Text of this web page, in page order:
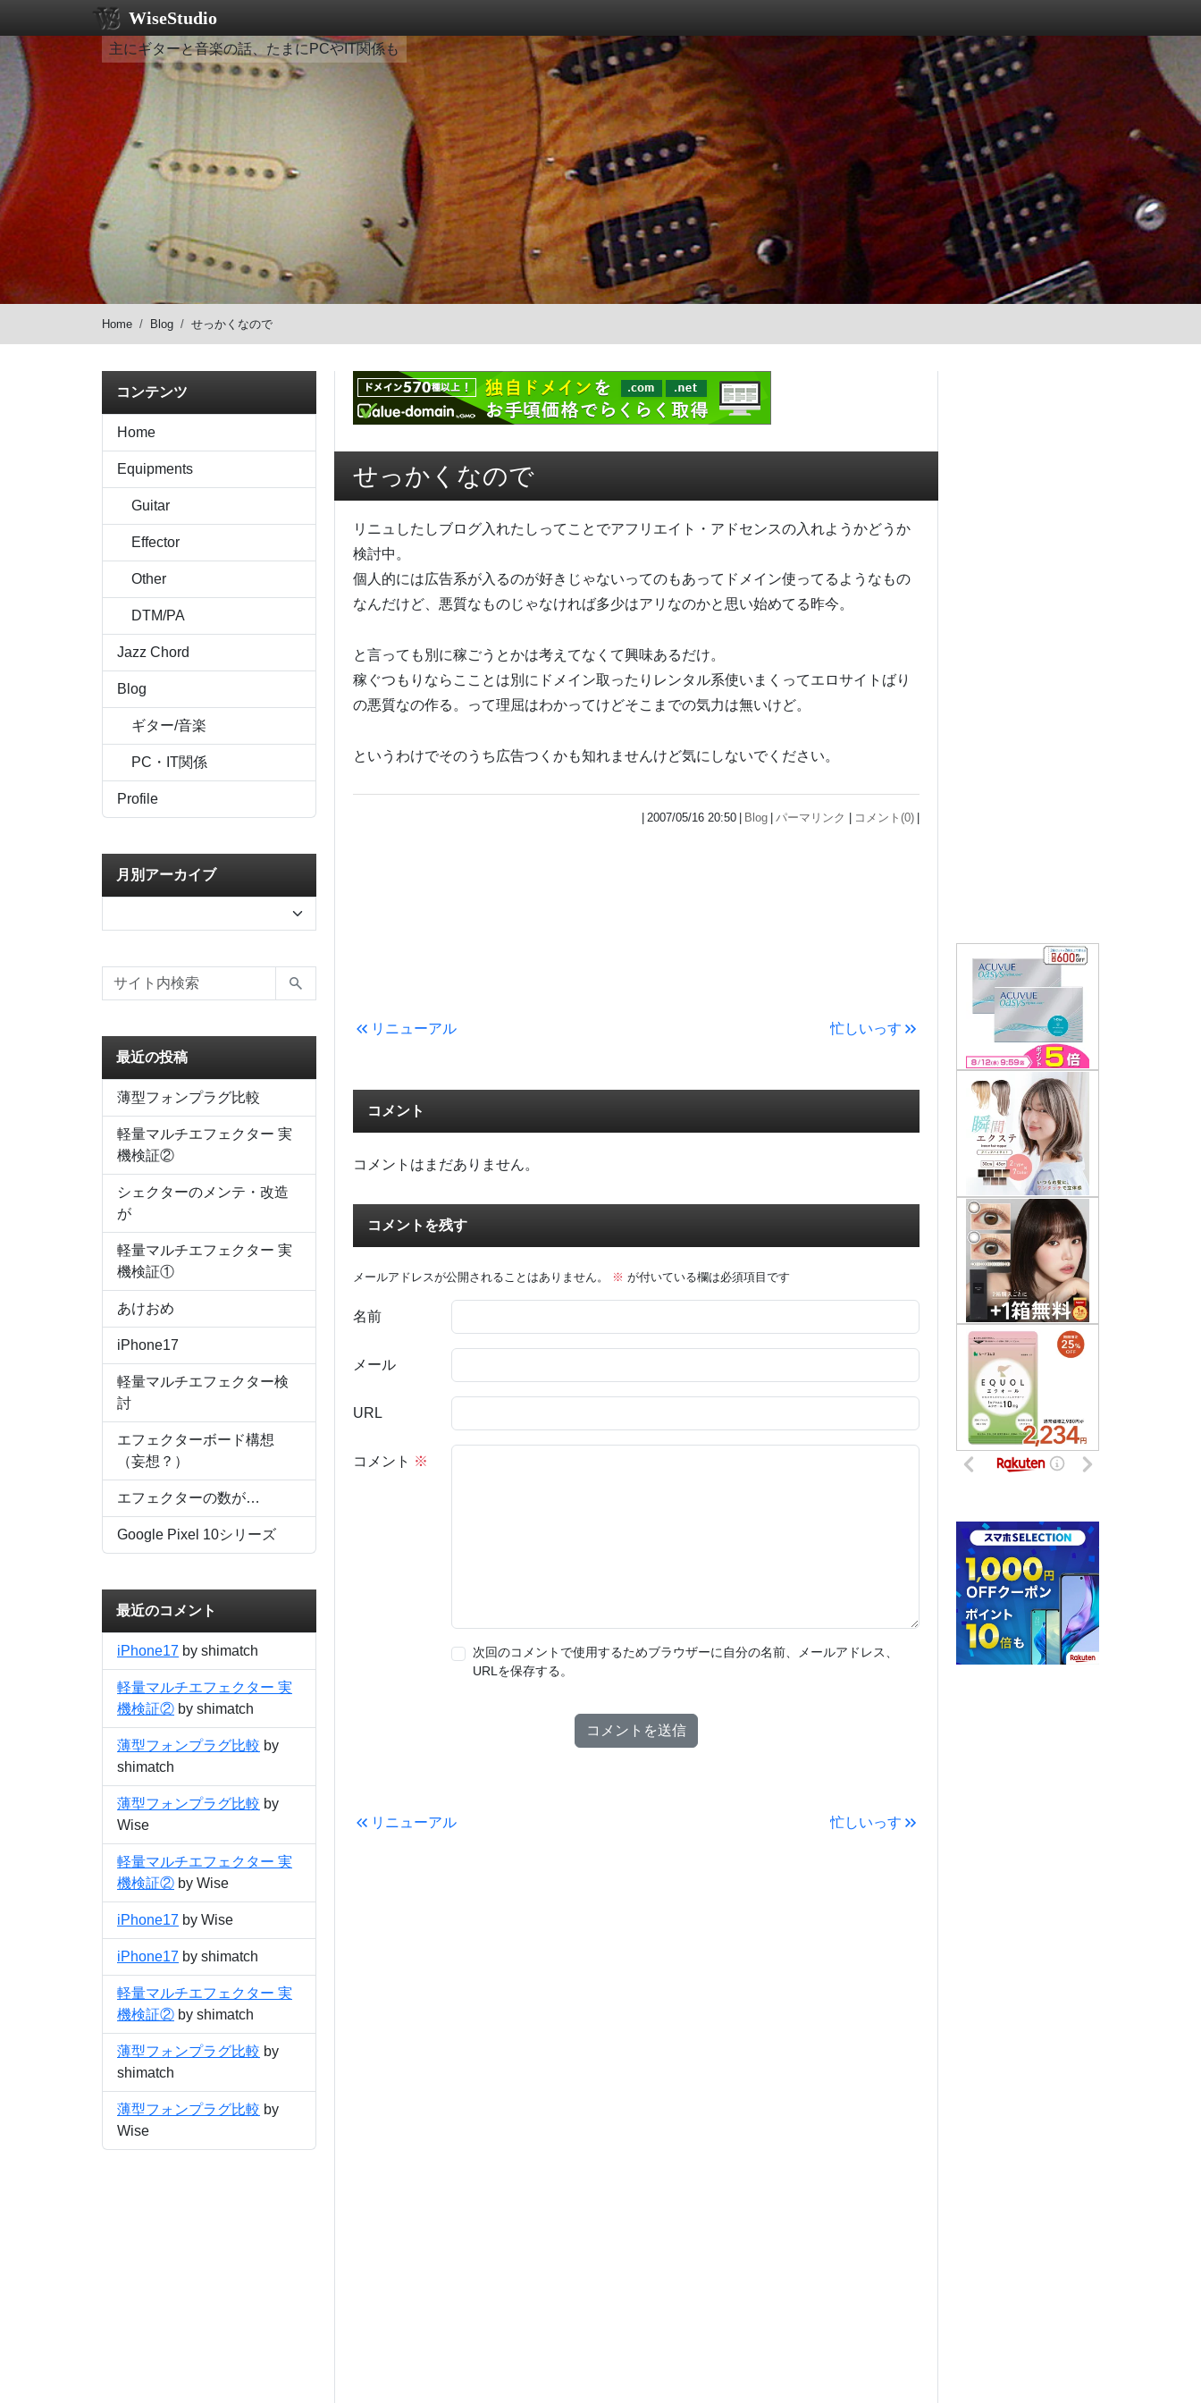
WiseStudio
主にギターと音楽の話、たまにPCやIT関係も
Home Blog せっかくなので
せっかくなので
リニュしたしブログ入れたしってことでアフリエイト・アドセンスの入れようかどうか
検討中。
個人的には広告系が入るのが好きじゃないってのもあってドメイン使ってるようなもの
なんだけど、悪質なものじゃなければ多少はアリなのかと思い始めてる昨今。
と言っても別に稼ごうとかは考えてなくて興味あるだけ。
稼ぐつもりならこことは別にドメイン取ったりレンタル系使いまくってエロサイトばり
の悪質なの作る。って理屈はわかってけどそこまでの気力は無いけど。
というわけでそのうち広告つくかも知れませんけど気にしないでください。
2007/05/16 20:50 Blog パーマリンク コメント(0)
リニューアル 忙しいっす
コメント
コメントはまだありません。
コメントを残す
メールアドレスが公開されることはありません。 ※ が付いている欄は必須項目です
名前
メール
URL
コメント ※
次回のコメントで使用するためブラウザーに自分の名前、メールアドレス、
URLを保存する。
リニューアル 忙しいっす
コンテンツ
Home
Equipments
Guitar
Effector
Other
DTM/PA
Jazz Chord
Blog
ギター/音楽
PC・IT関係
Profile
月別アーカイブ
最近の投稿
薄型フォンプラグ比較
軽量マルチエフェクター 実
機検証②
シェクターのメンテ・改造
が
軽量マルチエフェクター 実
機検証①
あけおめ
iPhone17
軽量マルチエフェクター検
討
エフェクターボード構想
（妄想？）
エフェクターの数が…
Google Pixel 10シリーズ
最近のコメント
iPhone17 by shimatch
軽量マルチエフェクター 実
機検証② by shimatch
薄型フォンプラグ比較 by
shimatch
薄型フォンプラグ比較 by
Wise
軽量マルチエフェクター 実
機検証② by Wise
iPhone17 by Wise
iPhone17 by shimatch
軽量マルチエフェクター 実
機検証② by shimatch
薄型フォンプラグ比較 by
shimatch
薄型フォンプラグ比較 by
Wise